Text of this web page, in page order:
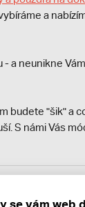
a
- a neunikne
budete "šik" a
S námi Vás
v případě
se vám web